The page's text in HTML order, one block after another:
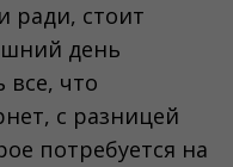
ради, стоит
день
что
с разницей
потребуется на